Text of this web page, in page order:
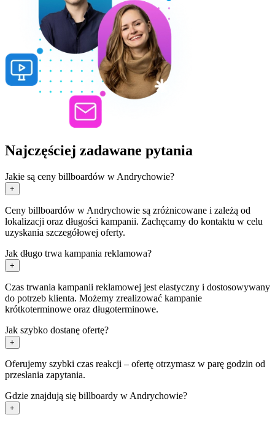
Najczęściej zadawane pytania
Jakie są ceny billboardów w Andrychowie?
+
Ceny billboardów w Andrychowie są zróżnicowane i zależą od
lokalizacji oraz długości kampanii. Zachęcamy do kontaktu w celu
uzyskania szczegółowej oferty.
Jak długo trwa kampania reklamowa?
+
Czas trwania kampanii reklamowej jest elastyczny i dostosowywany
do potrzeb klienta. Możemy zrealizować kampanie
krótkoterminowe oraz długoterminowe.
Jak szybko dostanę ofertę?
+
Oferujemy szybki czas reakcji – ofertę otrzymasz w parę godzin od
przesłania zapytania.
Gdzie znajdują się billboardy w Andrychowie?
+